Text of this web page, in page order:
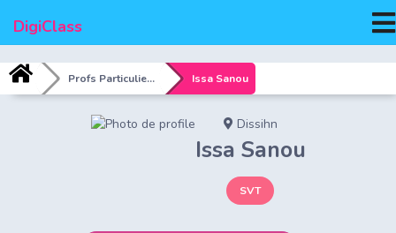
DigiClass
Profs Particuliers Issa Sanou
Dissihn
Issa Sanou
SVT